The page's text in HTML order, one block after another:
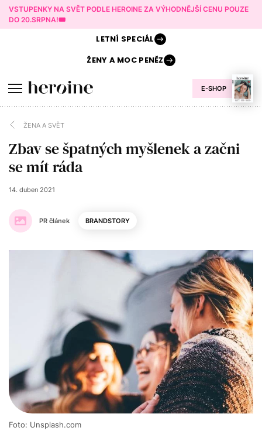
VSTUPENKY NA SVĚT PODLE HEROINE ZA VÝHODNĚJŠÍ CENU POUZE
DO 20.SRPNA!🎟️
E-SHOP
LETNÍ SPECIÁL
ŽENY AMOC PENĚZ
ŽENA A SVĚT
Zbav se špatných myšlenek a začni
se mít ráda
PR článek
14. duben 2021
BRANDSTORY
Foto: Unsplash.com